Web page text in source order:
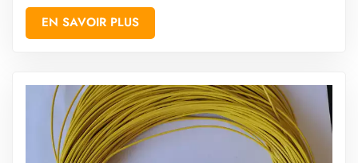
fluoroélastomèreLes câbles en fluoroélastomère sont de plus
en plus prisés. CITCable, reconnue pour son engagement
EN SAVOIR PLUS